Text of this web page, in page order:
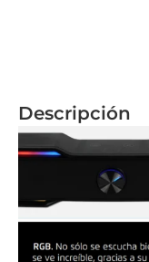
Descripción